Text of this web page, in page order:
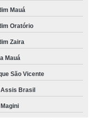
Sadokim
Vila Augusta
Parada Inglesa
Mauá
Oratório
Zaira
Mauá
São Vicente
Brasil